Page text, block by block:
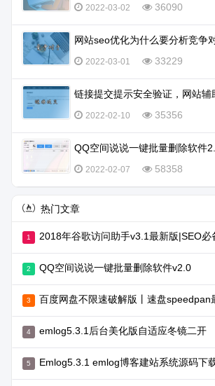
2022-03-02 36090
网站seo优化为什么要分析竞争
2022-03-01 33229
2022-02-10 35356
2022-02-07 58358
热门文章
2018年谷歌访问助手v3.1最新版|SEO必备
QQ空间说说一键批量删除软件v2.0
百度网盘不限速破解版丨速盘speedpan
emlog5.3.1后台美化版自适应冬镜二开
Emlog5.3.1 emlog博客建站系统源码下